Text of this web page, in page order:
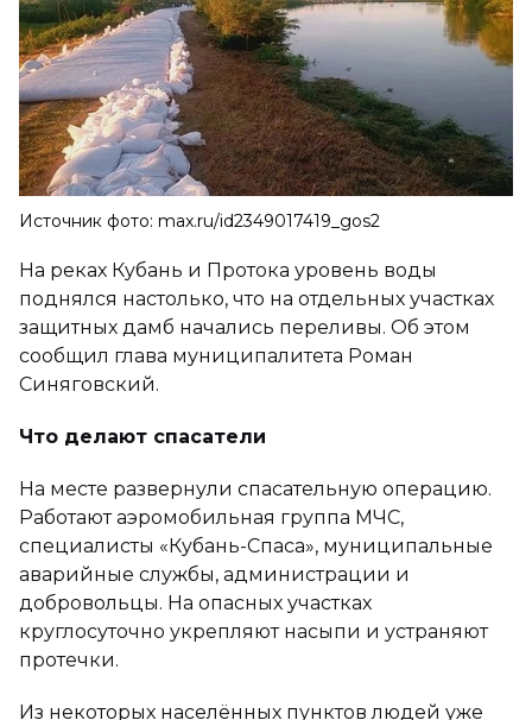
Источник фото: max.ru/id2349017419_gos2
На реках Кубань и Протока уровень воды
поднялся настолько, что на отдельных участках
защитных дамб начались переливы. Об этом
сообщил глава муниципалитета Роман
Синяговский.
Что делают спасатели
На месте развернули спасательную операцию.
Работают аэромобильная группа МЧС,
специалисты «Кубань-Спаса», муниципальные
аварийные службы, администрации и
добровольцы. На опасных участках
круглосуточно укрепляют насыпи и устраняют
протечки.
Из некоторых населённых пунктов людей уже